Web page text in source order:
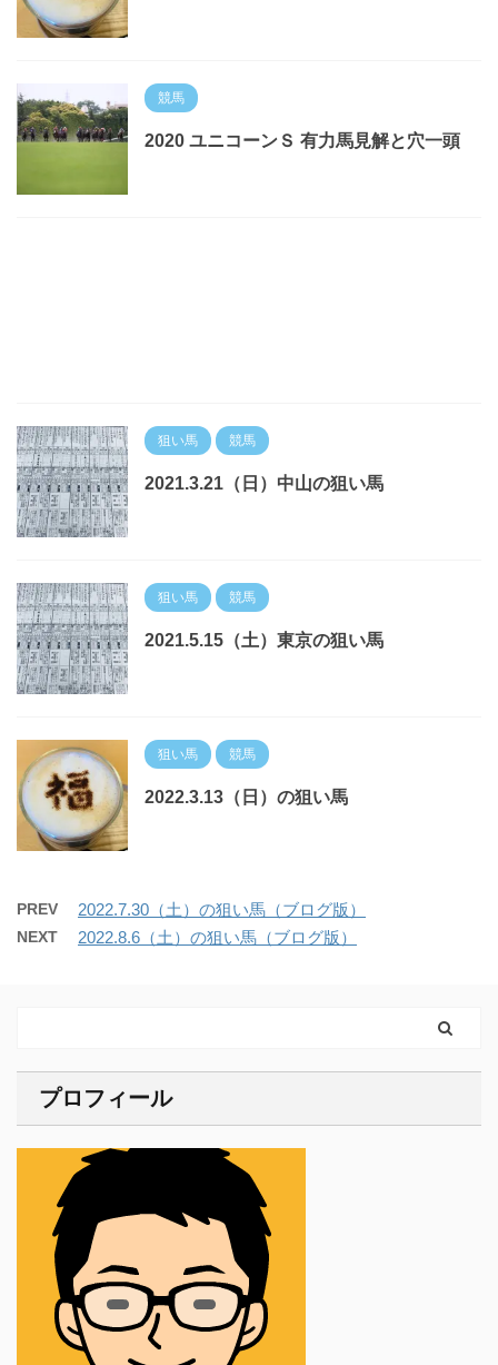
競馬
2020 ユニコーンＳ 有力馬見解と穴一頭
狙い馬 競馬
2021.3.21（日）中山の狙い馬
狙い馬 競馬
2021.5.15（土）東京の狙い馬
狙い馬 競馬
2022.3.13（日）の狙い馬
PREV 2022.7.30（土）の狙い馬（ブログ版）
NEXT 2022.8.6（土）の狙い馬（ブログ版）
プロフィール